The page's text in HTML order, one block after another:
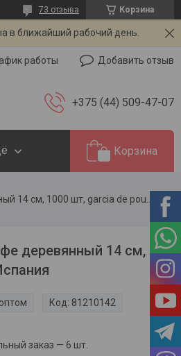
Корзина
73 отзыва
в ближайший рабочий день.
работы Добавить отзыв
+375 (44) 509-47-07
Корзина
Размешиватель для кофе деревянный 14 см, 1000 шт, garcia de pouиспания
деревянный 14 см,
Код: 81210142
заказ — 6 шт.